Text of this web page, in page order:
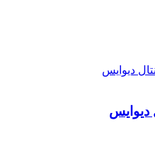
دیوایس